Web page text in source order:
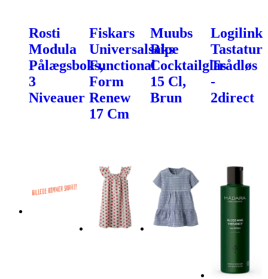
Rosti
Modula
Pålægsboks,
3
Niveauer
Fiskars
Universalsaks
Functional
Form
Renew
17 Cm
Muubs
Ripe
Cocktailglas
15 Cl,
Brun
Logilink
Tastatur
Trådløs
-
2direct